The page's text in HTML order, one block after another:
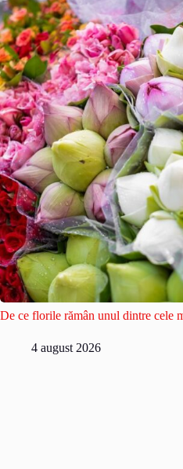
De ce florile rămân unul dintre cele
4 august 2026